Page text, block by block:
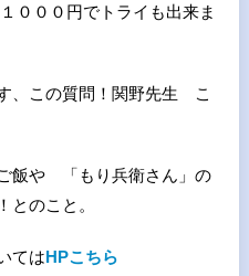
０００円でトライも出来ま
、この質問！関野先生 こ
飯や 「もり兵衛さん」の
とのこと。
てはHPこちら